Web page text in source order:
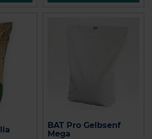
BAT Pro Gelbsenf
Mega